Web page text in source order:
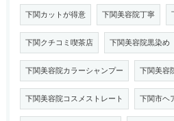
下関カットが得意 下関美容院丁寧
下関クチコミ喫茶店 下関美容院黒染め
下関美容院カラーシャンプー 下関美容
下関美容院コスメストレート 下関市ヘ